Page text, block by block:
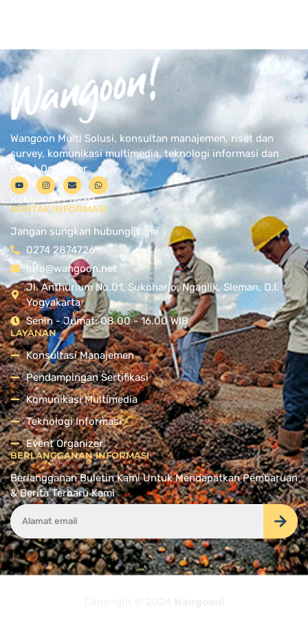
Wangoon Multi Solusi, konsultan manajemen, riset dan
survey, komunikasi multimedia, teknologi informasi dan
Event Organizer
Kebijakan Privasi
KONTAK INFORMASI
Jangan sungkan hubungi kami
0274 2874726
Info@wangoon.net
Jl. Anthurium No.01, Sukoharjo, Ngaglik, Sleman, D.I.
Yogyakarta
Senin - Jumat: 08.00 - 16.00 WIB
LAYANAN
Konsultasi Manajemen
Pendampingan Sertifikasi
Komunikasi Multimedia
Teknologi Informasi
Event Organizer
BERLANGGANAN INFORMASI
Berlangganan Buletin Kami Untuk Mendapatkan Pembaruan
& Berita Terbaru Kami